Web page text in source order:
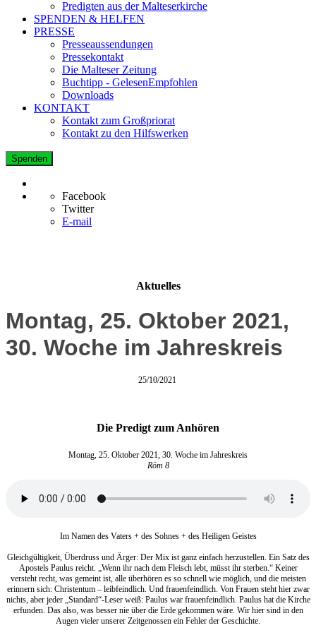
Predigten aus der Malteserkirche
SPENDEN & HELFEN
PRESSE
Presseaussendungen
Pressekontakt
Die Malteser Zeitung
Buchtipp - GelesenEmpfohlen
Downloads
KONTAKT
Kontakt zum Großpriorat
Kontakt zu den Hilfswerken
Spenden
Facebook
Twitter
E-mail
Aktuelles
Montag, 25. Oktober 2021,
30. Woche im Jahreskreis
25/10/2021
Die Predigt zum Anhören
Montag, 25. Oktober 2021, 30. Woche im Jahreskreis
Röm 8
Im Namen des Vaters + des Sohnes + des Heiligen Geistes
Gleichgültigkeit, Überdruss und Ärger: Der Mix ist ganz einfach herzustellen. Ein Satz des
Apostels Paulus reicht. „Wenn ihr nach dem Fleisch lebt, müsst ihr sterben.“ Keiner
versteht recht, was gemeint ist, alle überhören es so schnell wie möglich, und die meisten
erinnern sich: Christentum – leibfeindlich. Und frauenfeindlich. Von Frauen steht hier zwar
nichts, aber jeder „Standard“-Leser weiß: Paulus war frauenfeindlich. Paulus hat die Kirche
erfunden. Das also, was besser nie über die Erde gekommen wäre. Wir hier sind in den
Augen vieler unserer Zeitgenossen ein Fehler der Geschichte.